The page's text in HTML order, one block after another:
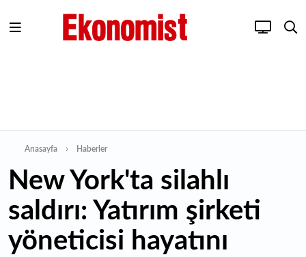
Anasayfa Haberler
New York'ta silahlı
saldırı: Yatırım şirketi
yöneticisi hayatını